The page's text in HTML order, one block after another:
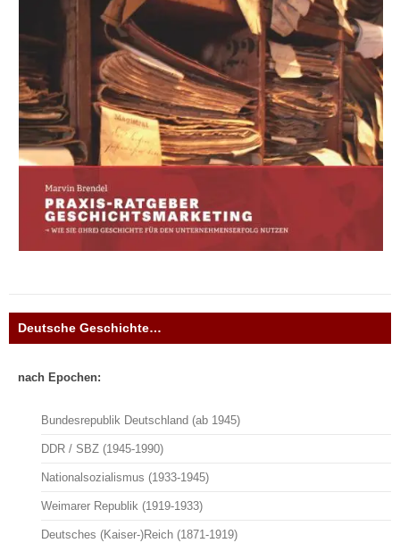
Deutsche Geschichte…
nach Epochen:
Bundesrepublik Deutschland (ab 1945)
DDR / SBZ (1945-1990)
Nationalsozialismus (1933-1945)
Weimarer Republik (1919-1933)
Deutsches (Kaiser-)Reich (1871-1919)